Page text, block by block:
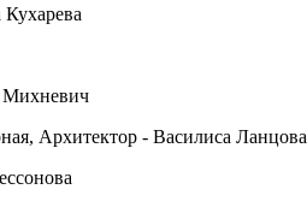
Михневич
Архитектор - Василиса Ланцова